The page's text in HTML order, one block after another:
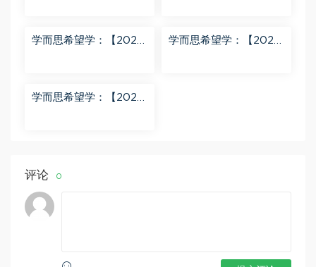
学而思希望学：【2024
学而思希望学：【2023
学而思希望学：【2023
评论 0